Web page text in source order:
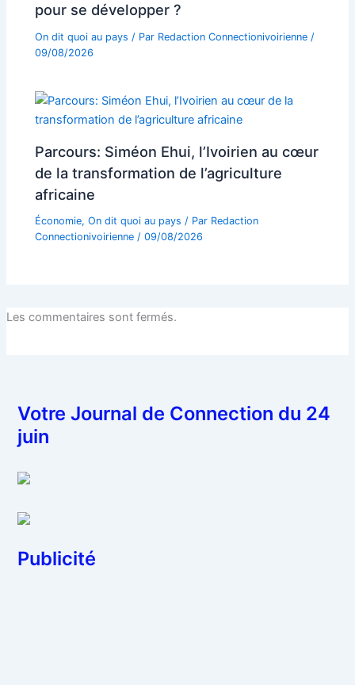
pour se développer ?
On dit quoi au pays / Par Redaction Connectionivoirienne/
09/08/2026
Parcours: Siméon Ehui, l’Ivoirien au cœur
de la transformation de l’agriculture
africaine
Économie,On dit quoi au pays / Par Redaction
Connectionivoirienne/09/08/2026
Les commentaires sont fermés.
Votre Journal de Connection du 24
juin
Publicité